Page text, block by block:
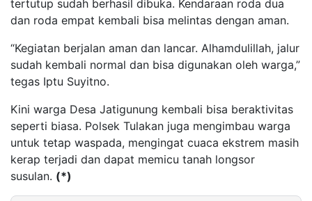
tertutup sudah berhasil dibuka. Kendaraan roda dua
dan roda empat kembali bisa melintas dengan aman.
“Kegiatan berjalan aman dan lancar. Alhamdulillah, jalur
sudah kembali normal dan bisa digunakan oleh warga,”
tegas Iptu Suyitno.
Kini warga Desa Jatigunung kembali bisa beraktivitas
seperti biasa. Polsek Tulakan juga mengimbau warga
untuk tetap waspada, mengingat cuaca ekstrem masih
kerap terjadi dan dapat memicu tanah longsor
susulan. (*)